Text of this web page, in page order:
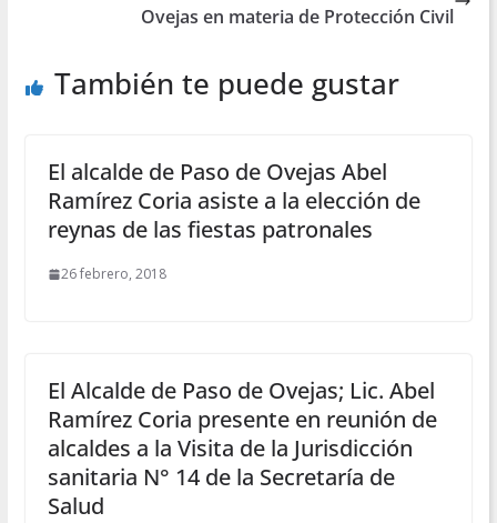
Ovejas en materia de Protección Civil
También te puede gustar
El alcalde de Paso de Ovejas Abel
Ramírez Coria asiste a la elección de
reynas de las fiestas patronales
26 febrero, 2018
El Alcalde de Paso de Ovejas; Lic. Abel
Ramírez Coria presente en reunión de
alcaldes a la Visita de la Jurisdicción
sanitaria N° 14 de la Secretaría de
Salud